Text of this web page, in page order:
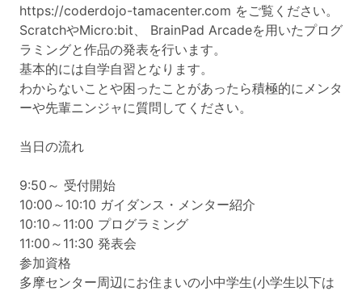
https://coderdojo-tamacenter.com をご覧ください。
ScratchやMicro:bit、 BrainPad Arcadeを用いたプログ
ラミングと作品の発表を行います。
基本的には自学自習となります。
わからないことや困ったことがあったら積極的にメンタ
ーや先輩ニンジャに質問してください。
当日の流れ
9:50～ 受付開始
10:00～10:10 ガイダンス・メンター紹介
10:10～11:00 プログラミング
11:00～11:30 発表会
参加資格
多摩センター周辺にお住まいの小中学生(小学生以下は